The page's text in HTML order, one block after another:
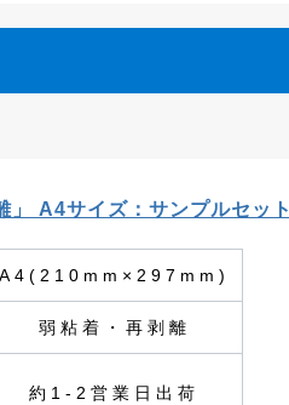
」 A4サイズ：サンプルセット
A4(210mm×297mm)
弱粘着・再剥離
約1-2営業日出荷